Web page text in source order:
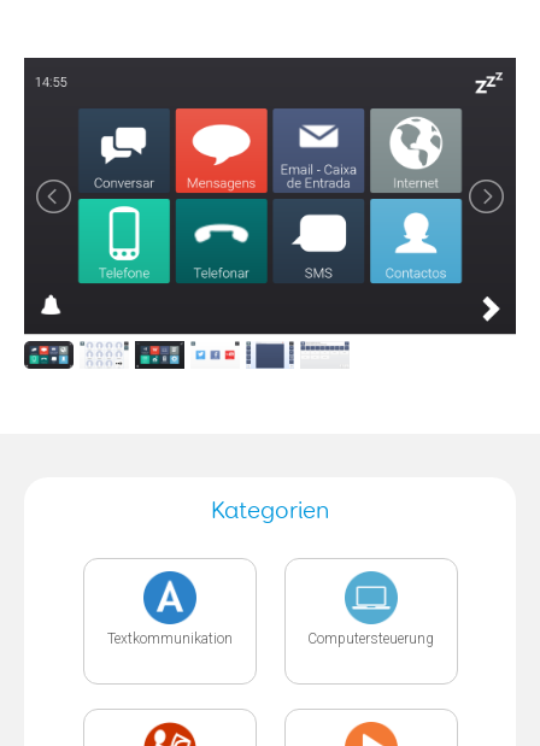
Kategorien
Textkommunikation Computersteuerung